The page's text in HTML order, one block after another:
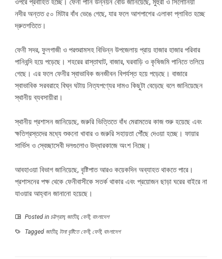
নদীর অন্তত ৫০ মিটার বাঁধ ভেঙে গেছে, যার ফলে আশপাশের এলাকা প্লাবিত হচ্ছে
দ্রুতগতিতে।
ফেনী সদর, ফুলগাজী ও পরশুরামসহ বিভিন্ন উপজেলায় প্রায় হাজার হাজার পরিবার
পানিবন্দি হয়ে পড়েছে। শহরের রাস্তাঘাট, বাজার, ঘরবাড়ি ও কৃষিজমি পানিতে তলিয়ে
গেছে। এর ফলে ফেনীর স্বাভাবিক জনজীবন বিপর্যস্ত হয়ে পড়েছে। বাজারে
স্বাভাবিক সরবরাহে বিঘ্ন ঘটায় নিত্যপণ্যের দামও কিছুটা বেড়েছে বলে জানিয়েছেন
স্থানীয় ব্যবসায়ীরা।
স্থানীয় প্রশাসন জানিয়েছে, জরুরি ভিত্তিতে বাঁধ মেরামতের কাজ শুরু হয়েছে এবং
ক্ষতিগ্রস্তদের মধ্যে শুকনো খাবার ও জরুরি সহায়তা পৌঁছে দেওয়া হচ্ছে। ফায়ার
সার্ভিস ও স্বেচ্ছাসেবী দলগুলোও উদ্ধারকাজে অংশ নিচ্ছে।
আবহাওয়া বিভাগ জানিয়েছে, বৃষ্টিপাত আরও কয়েকদিন অব্যাহত থাকতে পারে।
প্রশাসনের পক্ষ থেকে ফেনীবাসীকে সতর্ক থাকার এবং প্রয়োজন ছাড়া ঘরের বাইরে না
যাওয়ার আহ্বান জানানো হয়েছে।
Posted in চট্টগ্রাম, জাতীয়, ফেনী, বাংলাদেশ
Tagged জাতীয়, টানা বৃষ্টিতে ফেনী, ফেনী, বাংলাদেশ